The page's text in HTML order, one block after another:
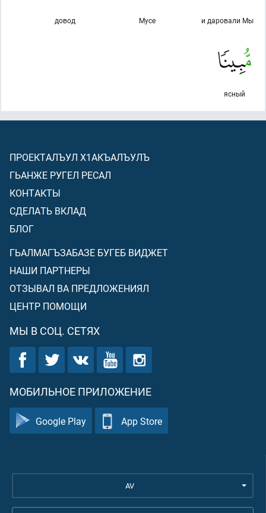
и даровали Мы
Мусе
довод
ясный
ПРОЕКТАЛЪУЛ Х1АКЪАЛЪУЛЪ
ГЬАНЖЕ РУГЕЛ РЕСАЛ
КОНТАКТЫ
СДЕЛАТЬ ВКЛАД
БЛОГ
ГЬАЛМАГЪЗАБАЗЕ БУГЕБ ВИДЖЕТ
НАШИ ПАРТНЕРЫ
ОТЗЫВАЛ ВА ПРЕДЛОЖЕНИЯЛ
ЦЕНТР ПОМОЩИ
МЫ В СОЦ. СЕТЯХ
МОБИЛЬНОЕ ПРИЛОЖЕНИЕ
Google Play App Store
AV